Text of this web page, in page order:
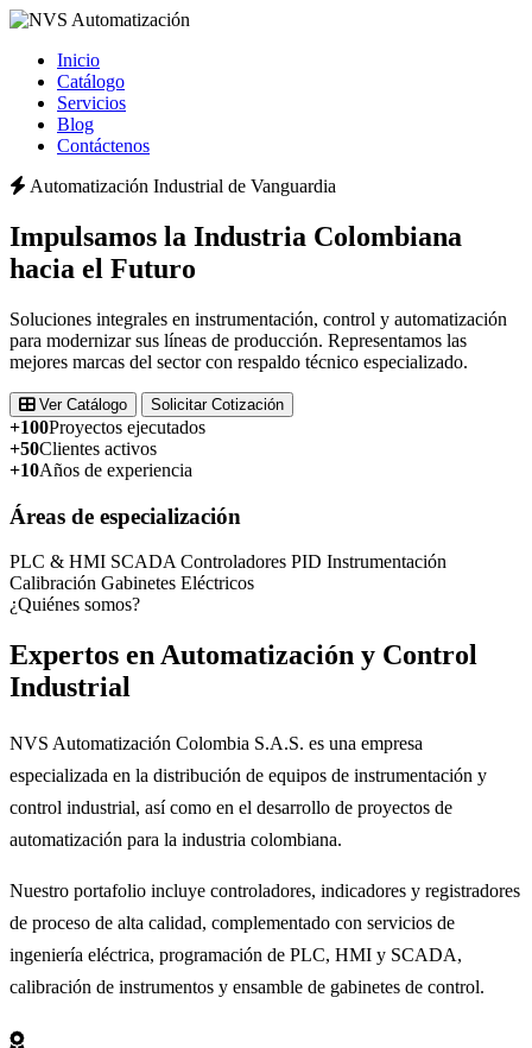
Inicio
Catálogo
Servicios
Blog
Contáctenos
Automatización Industrial de Vanguardia
Impulsamos la Industria Colombiana
hacia el Futuro
Soluciones integrales en instrumentación, control y automatización
para modernizar sus líneas de producción. Representamos las
mejores marcas del sector con respaldo técnico especializado.
Ver Catálogo Solicitar Cotización
+100Proyectos ejecutados
+50Clientes activos
+10Años de experiencia
Áreas de especialización
PLC & HMI SCADA Controladores PID Instrumentación
Calibración Gabinetes Eléctricos
¿Quiénes somos?
Expertos en Automatización y Control
Industrial
NVS Automatización Colombia S.A.S. es una empresa
especializada en la distribución de equipos de instrumentación y
control industrial, así como en el desarrollo de proyectos de
automatización para la industria colombiana.
Nuestro portafolio incluye controladores, indicadores y registradores
de proceso de alta calidad, complementado con servicios de
ingeniería eléctrica, programación de PLC, HMI y SCADA,
calibración de instrumentos y ensamble de gabinetes de control.